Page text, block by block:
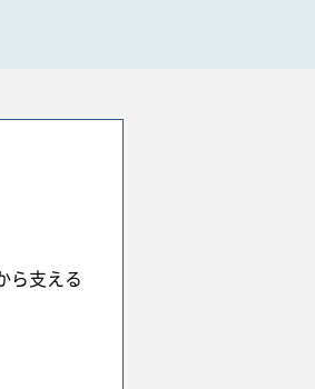
ら支える